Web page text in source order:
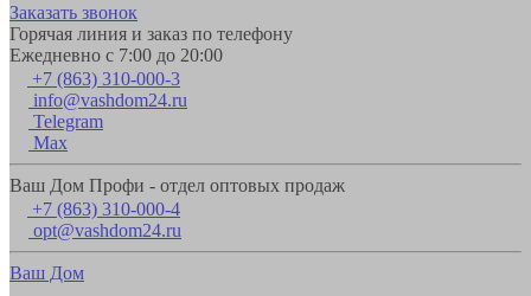
Заказать звонок
Горячая линия и заказ по телефону
Ежедневно с 7:00 до 20:00
+7 (863) 310-000-3
info@vashdom24.ru
Telegram
Max
Ваш Дом Профи - отдел оптовых продаж
+7 (863) 310-000-4
opt@vashdom24.ru
Ваш Дом